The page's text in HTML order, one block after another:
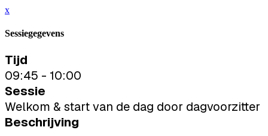
x
Sessiegegevens
Tijd
09:45 - 10:00
Sessie
Welkom & start van de dag door dagvoorzitter
Beschrijving